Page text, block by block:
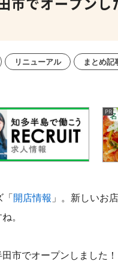
リニューアル まとめ記
「開店情報 」。新しいお
。
市でオープンしました